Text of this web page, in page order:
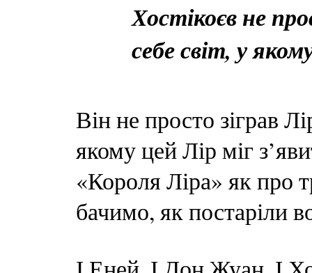
Хостікоєв не
себе світ, у
Він не просто зіграв
якому цей Лір міг
«Короля Ліра» як про
бачимо, як постаріли